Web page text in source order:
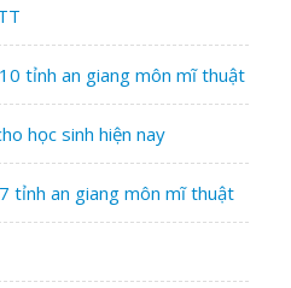
tỉnh an giang môn mĩ thuật
học sinh hiện nay
tỉnh an giang môn mĩ thuật